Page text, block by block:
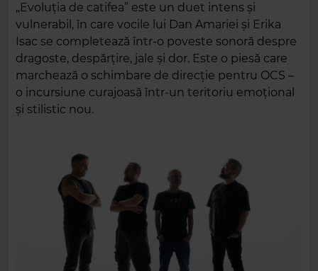
„Evoluția de catifea” este un duet intens și
vulnerabil, în care vocile lui Dan Amariei și Erika
Isac se completează într-o poveste sonoră despre
dragoste, despărțire, jale și dor. Este o piesă care
marchează o schimbare de direcție pentru OCS –
o incursiune curajoasă într-un teritoriu emoțional
și stilistic nou.